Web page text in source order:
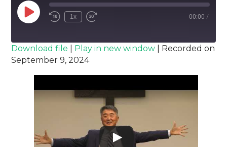
Play
Episode
1x 00:00 /
SUBSCRIBE SHARE
SHARE
Download file Play in new window
Recorded on
September 9, 2024